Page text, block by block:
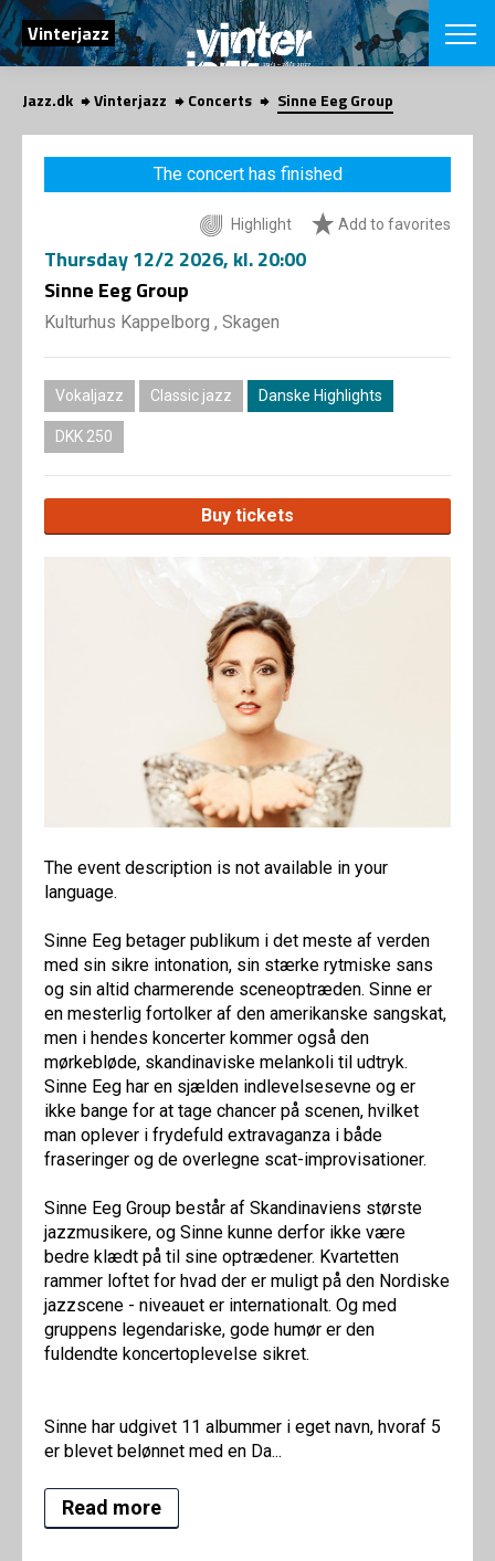
SEARCH
Vinterjazz
Danish
CHOOSE
COPENHAGEN
Concerts
Contributors
Jazz.dk Vinterjazz Concerts Sinne Eeg Group
The concert has finished
Highlight Add to favorites
Thursday12/2 2026, kl. 20:00
Sinne Eeg Group
Kulturhus Kappelborg , Skagen
Vokaljazz Classic jazz Danske Highlights
DKK 250
Buy tickets
The event description is not available in your
language.
Sinne Eeg betager publikum i det meste af verden
med sin sikre intonation, sin stærke rytmiske sans
og sin altid charmerende sceneoptræden. Sinne er
en mesterlig fortolker af den amerikanske sangskat,
men i hendes koncerter kommer også den
mørkebløde, skandinaviske melankoli til udtryk.
Sinne Eeg har en sjælden indlevelsesevne og er
ikke bange for at tage chancer på scenen, hvilket
man oplever i frydefuld extravaganza i både
fraseringer og de overlegne scat-improvisationer.
Sinne Eeg Group består af Skandinaviens største
jazzmusikere, og Sinne kunne derfor ikke være
bedre klædt på til sine optrædener. Kvartetten
rammer loftet for hvad der er muligt på den Nordiske
jazzscene - niveauet er internationalt. Og med
gruppens legendariske, gode humør er den
fuldendte koncertoplevelse sikret.
Sinne har udgivet 11 albummer i eget navn, hvoraf 5
er blevet belønnet med en Da...
Read more